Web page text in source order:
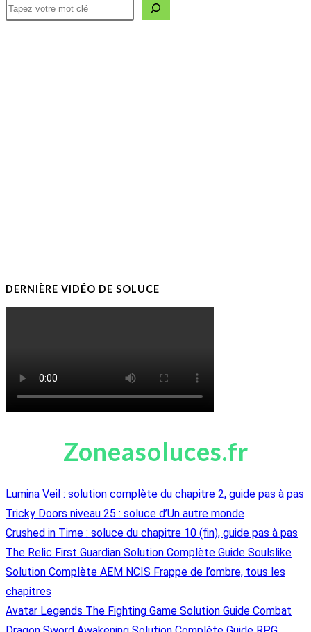
(facultatif)
DERNIÈRE VIDÉO DE SOLUCE
Zoneasoluces.fr
Lumina Veil : solution complète du chapitre 2, guide pas à pas
Tricky Doors niveau 25 : soluce d’Un autre monde
Crushed in Time : soluce du chapitre 10 (fin), guide pas à pas
The Relic First Guardian Solution Complète Guide Soulslike
Solution Complète AEM NCIS Frappe de l’ombre, tous les
chapitres
Avatar Legends The Fighting Game Solution Guide Combat